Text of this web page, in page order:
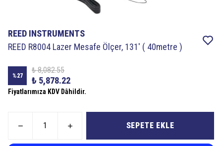
REED INSTRUMENTS
REED R8004 Lazer Mesafe Ölçer, 131′ ( 40metre )
%27
₺ 8,082.55
₺ 5,878.22
Fiyatlarımıza KDV Dâhildir.
SEPETE EKLE